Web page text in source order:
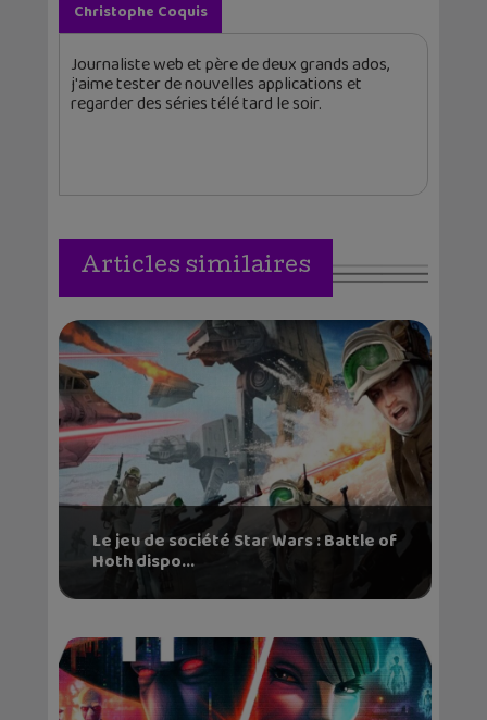
Christophe Coquis
Journaliste web et père de deux grands ados,
j'aime tester de nouvelles applications et
regarder des séries télé tard le soir.
Articles similaires
Le jeu de société Star Wars : Battle of
Hoth dispo...